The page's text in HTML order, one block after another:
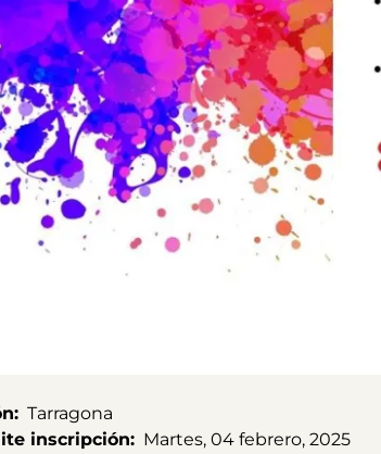
Tarragona
inscripción
Martes, 04 febrero, 2025